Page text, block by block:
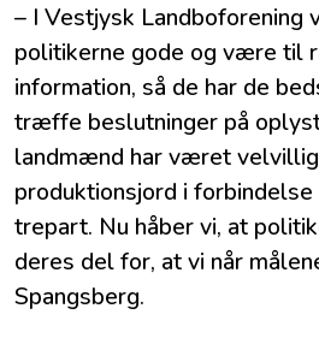
– I Vestjysk Landboforening
politikerne gode og være til
information, så de har de
træffe beslutninger på
landmænd har været
produktionsjord i forbindelse
trepart. Nu håber vi, at
deres del for, at vi når
Spangsberg.